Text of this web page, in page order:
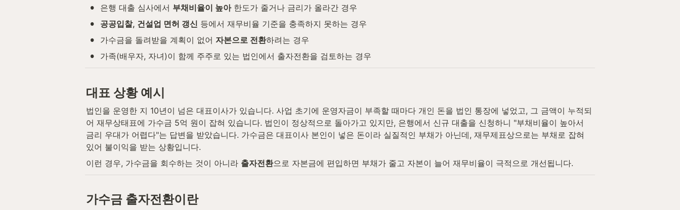
• 은행 대출 심사에서 부채비율이 높아 한도가 줄거나 금리가 올라간 경우
• 공공입찰, 건설업 면허 갱신 등에서 재무비율 기준을 충족하지 못하는 경우
• 가수금을 돌려받을 계획이 없어 자본으로 전환하려는 경우
• 가족(배우자, 자녀)이 함께 주주로 있는 법인에서 출자전환을 검토하는 경우
대표 상황 예시
법인을 운영한 지 10년이 넘은 대표이사가 있습니다. 사업 초기에 운영자금이 부족할 때마다 개인 돈을 법인 통장에 넣었고, 그 금액이 누적되
어 재무상태표에 가수금 5억 원이 잡혀 있습니다. 법인이 정상적으로 돌아가고 있지만, 은행에서 신규 대출을 신청하니 "부채비율이 높아서
금리 우대가 어렵다"는 답변을 받았습니다. 가수금은 대표이사 본인이 넣은 돈이라 실질적인 부채가 아닌데, 재무제표상으로는 부채로 잡혀
있어 불이익을 받는 상황입니다.
이런 경우, 가수금을 회수하는 것이 아니라 출자전환으로 자본금에 편입하면 부채가 줄고 자본이 늘어 재무비율이 극적으로 개선됩니다.
가수금 출자전환이란